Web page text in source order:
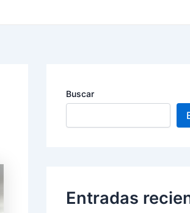
Buscar
Entradas